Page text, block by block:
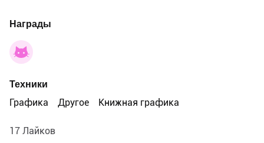
Награды
Техники
Графика
Другое Книжная графика
17 Лайков